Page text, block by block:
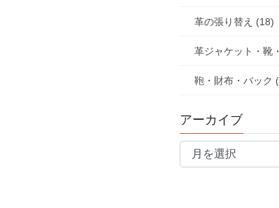
革の張り替え (18)
革ジャケット・靴
鞄・財布・バック
アーカイブ
ア